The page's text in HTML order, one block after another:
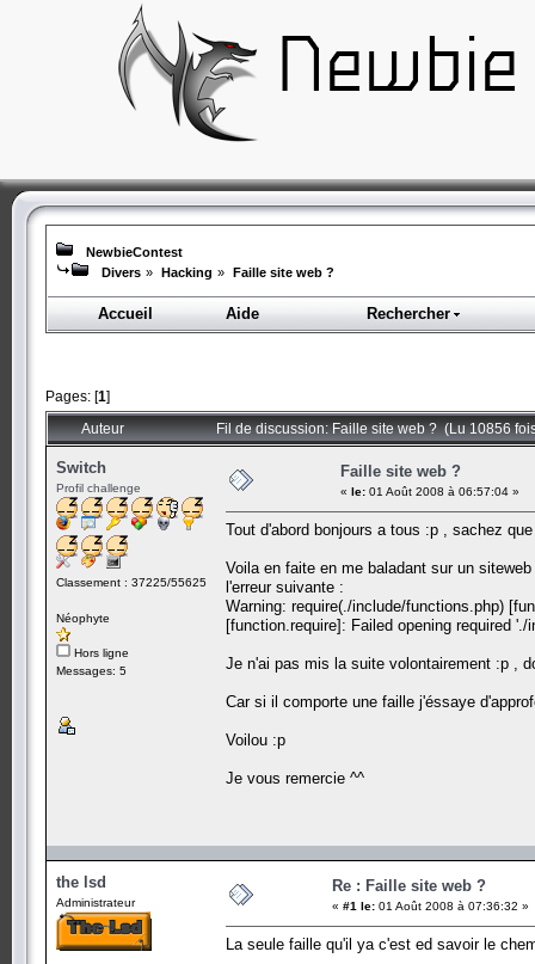
NewbieContest
Divers » Hacking » Faille site web ?
Accueil Aide Rechercher
Pages: [1]
Auteur Fil de discussion: Faille site web ? (Lu 10856
Switch
Profil challenge
Classement : 37225/55625
Néophyte
Hors ligne
Messages: 5
Faille site web ?
« le: 01 Août 2008 à 06:57:04 »
Tout d'abord bonjours a tous :p , sachez
Voila en faite en me baladant sur un
l'erreur suivante :
Warning: require(./include/functions.php)
[function.require]: Failed opening required
Je n'ai pas mis la suite volontairement :p ,
Car si il comporte une faille j'éssaye
Voilou :p
Je vous remercie ^^
the lsd
Administrateur
Re : Faille site web ?
« #1 le: 01 Août 2008 à 07:36:32 »
La seule faille qu'il ya c'est ed savoir le